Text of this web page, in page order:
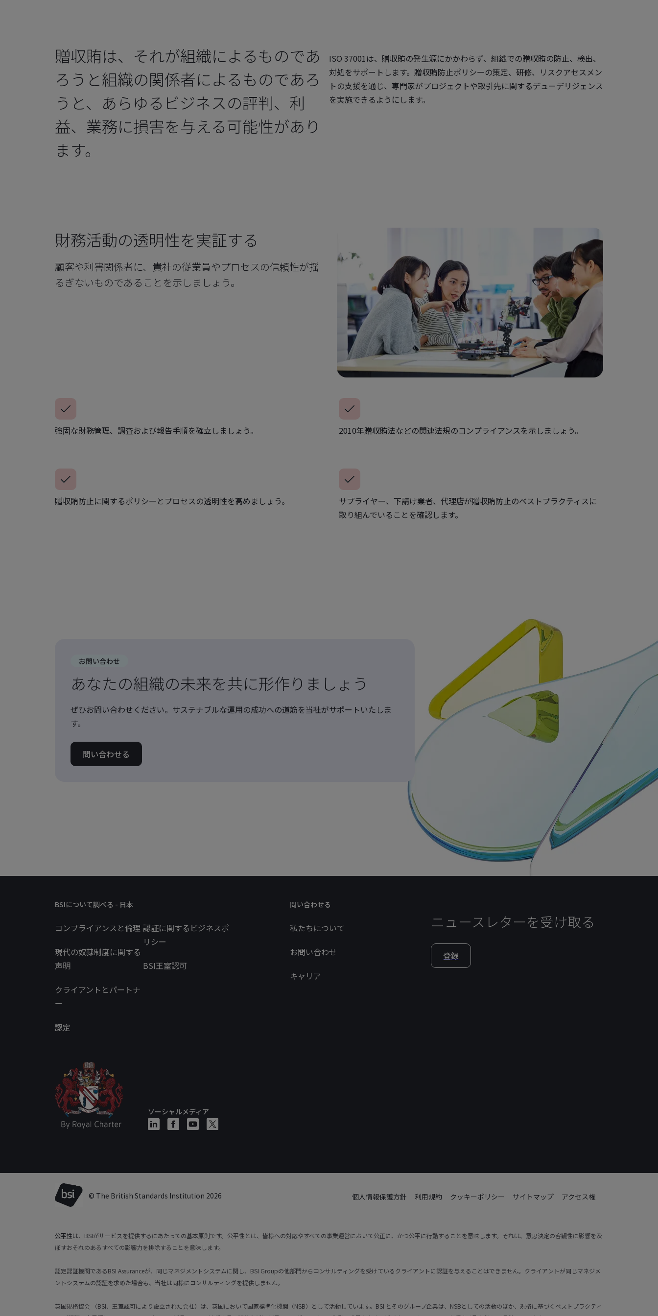
贈収賄は、それが組織によるものであ
ろうと組織の関係者によるものであろ
うと、あらゆるビジネスの評判、利
益、業務に損害を与える可能性があり
ます。
ISO 37001は、贈収賄の発生源にかかわらず、組織での贈収賄の防止、検出、
対処をサポートします。贈収賄防止ポリシーの策定、研修、リスクアセスメン
トの支援を通じ、専門家がプロジェクトや取引先に関するデューデリジェンス
を実施できるようにします。
財務活動の透明性を実証する
顧客や利害関係者に、貴社の従業員やプロセスの信頼性が揺
るぎないものであることを示しましょう。
強固な財務管理、調査および報告手順を確立しましょう。 2010年贈収賄法などの関連法規のコンプライアンスを示しましょう。
贈収賄防止に関するポリシーとプロセスの透明性を高めましょう。
サプライヤー、下請け業者、代理店が贈収賄防止のベストプラクティスに
取り組んでいることを確認します。
お問い合わせ
あなたの組織の未来を共に形作りましょう
ぜひお問い合わせください。サステナブルな運用の成功への道筋を当社がサポートいたしま
す。
問い合わせる
BSIについて調べる - 日本
コンプライアンスと倫理
現代の奴隷制度に関する
声明
クライアントとパートナ
ー
認定
認証に関するビジネスポ
リシー
BSI王室認可
ソーシャルメディア
問い合わせる
私たちについて
お問い合わせ
キャリア
ニュースレターを受け取る
登録
© The British Standards Institution 2026 個人情報保護方針 利用規約 クッキーポリシー サイトマップ アクセス権
公平性は、BSIがサービスを提供するにあたっての基本原則です。公平性とは、皆様への対応やすべての事業運営において公正に、かつ公平に行動することを意味します。それは、意思決定の客観性に影響を及
ぼすおそれのあるすべての影響力を排除することを意味します。
認定認証機関であるBSI Assuranceが、同じマネジメントシステムに関し、BSI Groupの他部門からコンサルティングを受けているクライアントに認証を与えることはできません。クライアントが同じマネジメ
ントシステムの認証を求めた場合も、当社は同様にコンサルティングを提供しません。
英国規格協会 （BSI、王室認可により設立された会社）は、英国において国家標準化機関（NSB）として活動しています。BSI とそのグループ企業は、NSBとしての活動のほか、規格に基づくベストプラクティ